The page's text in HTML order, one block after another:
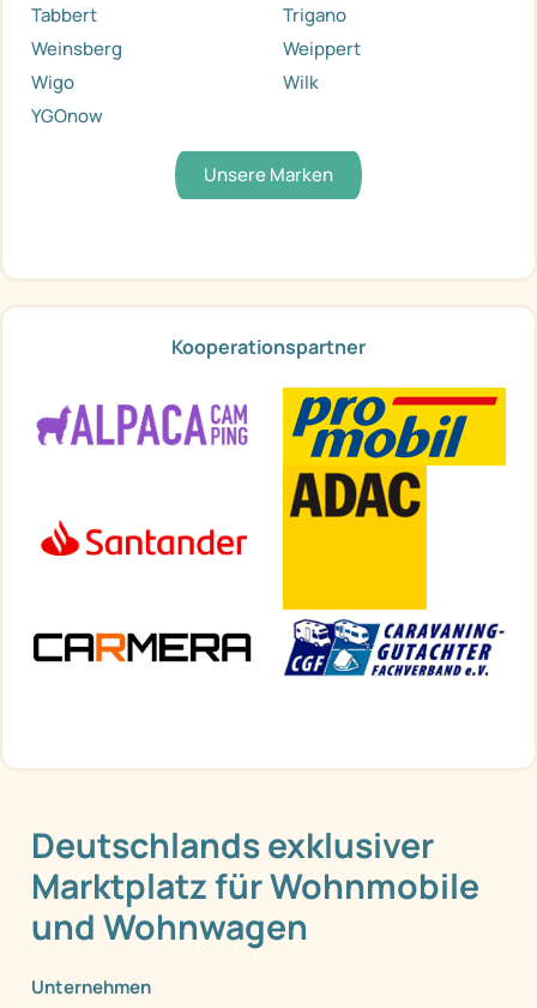
Tabbert
Trigano
Weinsberg
Weippert
Wigo
Wilk
YGOnow
Unsere Marken
Kooperationspartner
Deutschlands exklusiver
Marktplatz für Wohnmobile
und Wohnwagen
Unternehmen